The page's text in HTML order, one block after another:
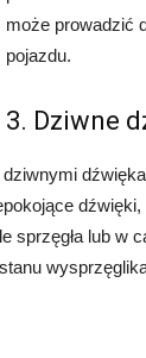
może prowadzić
pojazdu.
3. Dziwne
sprzęgła lub w